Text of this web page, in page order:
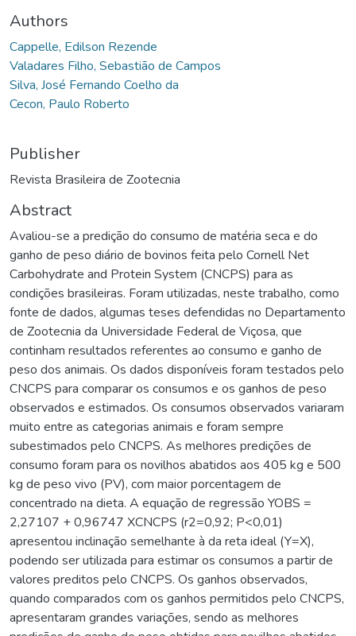
Authors
Cappelle, Edilson Rezende
Valadares Filho, Sebastião de Campos
Silva, José Fernando Coelho da
Cecon, Paulo Roberto
Publisher
Revista Brasileira de Zootecnia
Abstract
Avaliou-se a predição do consumo de matéria seca e do
ganho de peso diário de bovinos feita pelo Cornell Net
Carbohydrate and Protein System (CNCPS) para as
condições brasileiras. Foram utilizadas, neste trabalho, como
fonte de dados, algumas teses defendidas no Departamento
de Zootecnia da Universidade Federal de Viçosa, que
continham resultados referentes ao consumo e ganho de
peso dos animais. Os dados disponíveis foram testados pelo
CNCPS para comparar os consumos e os ganhos de peso
observados e estimados. Os consumos observados variaram
muito entre as categorias animais e foram sempre
subestimados pelo CNCPS. As melhores predições de
consumo foram para os novilhos abatidos aos 405 kg e 500
kg de peso vivo (PV), com maior porcentagem de
concentrado na dieta. A equação de regressão YOBS =
2,27107 + 0,96747 XCNCPS (r2=0,92; P<0,01)
apresentou inclinação semelhante à da reta ideal (Y=X),
podendo ser utilizada para estimar os consumos a partir de
valores preditos pelo CNCPS. Os ganhos observados,
quando comparados com os ganhos permitidos pelo CNCPS,
apresentaram grandes variações, sendo as melhores